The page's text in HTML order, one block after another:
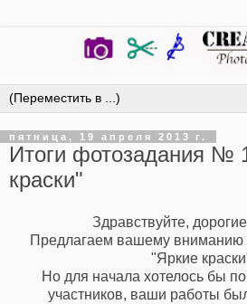
пятница, 19 апреля 2013 г.
Итоги фотозадания №
краски"
Здравствуйте,
Предлагаем вашему вниманию
"Яркие
Но для начала хотелось бы
участников, ваши работы